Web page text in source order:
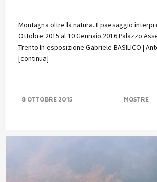
Montagna oltre la natura. Il paesaggio
Ottobre 2015 al 10 Gennaio 2016 Palazzo
Trento In esposizione Gabriele BASILICO |
[continua]
8 OTTOBRE 2015 MOSTRE